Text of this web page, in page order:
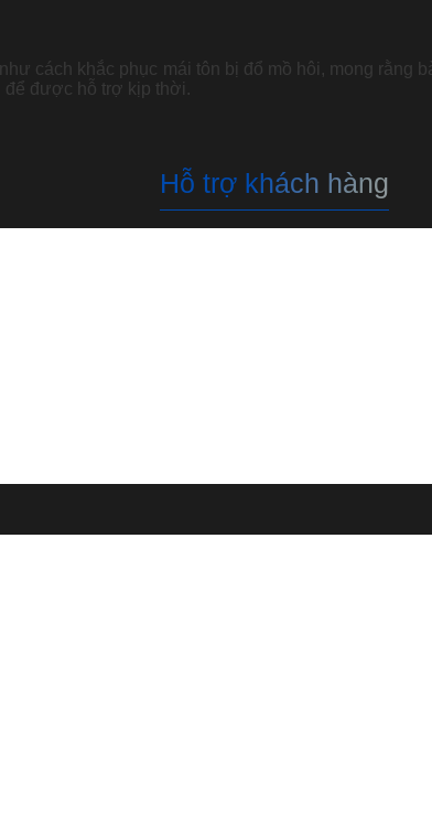
cách khắc phục mái tôn bị đổ mồ hôi, mong rằng
để được hỗ trợ kịp thời.
Hỗ trợ khách hàng